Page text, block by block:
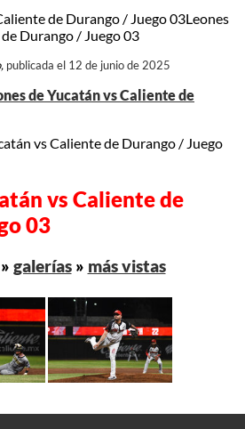
de Durango / Juego 03Leones
Durango / Juego 03
publicada el 12 de junio de 2025
de Yucatán vs Caliente de
vs Caliente de Durango / Juego
vs Caliente de
03
galerías» más vistas